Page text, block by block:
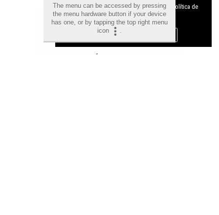
The menu can be accessed by pressing
the menu hardware button if your device
has one, or by tapping the top right menu
icon
.
cookies y como desconectarlas. Ver nuestra Política de
Privacidad y Cookies
Aceptar Cookies